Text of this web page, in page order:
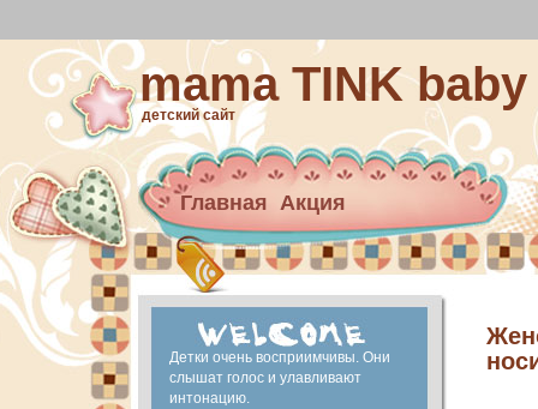
mama TINK baby
детский сайт
Главная Акция
Архив новостей
материнский капитал
Ранее развитие
Детки очень восприимчивы. Они
слышат голос и улавливают
интонацию.